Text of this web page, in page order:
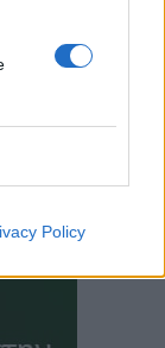
Policy